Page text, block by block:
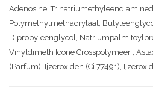
Adenosine,
Polymethylmethacrylaat,
Dipropyleenglycol,
Vinyldimeth Icone Crosspolymeer ,
(Parfum), Ijzeroxiden (Ci 77491),